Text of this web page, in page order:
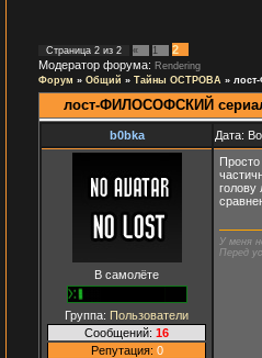
Страница 2 из 2 « 1
2
Модератор форума: Rendering
Форум » Общий » Тайны ОСТРОВА »
лост-ФИЛОСОФСКИЙ
b0bka Дата:
В самолёте
Группа: Пользователи
Сообщений: 16
Репутация: 0
голову
У меня
Перед